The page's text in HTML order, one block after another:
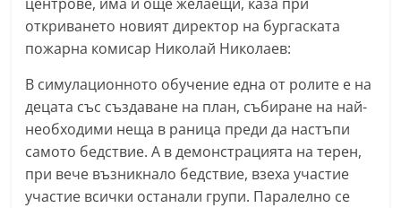
b
g
i
f
o
,
откриването новият директор на бургаската
пожарна комисар Николай Николаев:
В симулационното обучение една от ролите е на
децата със създаване на план, събиране на най-
необходими неща в раница преди да настъпи
самото бедствие. А в демонстрацията на терен,
при вече възникнало бедствие, взеха участие
участие всички останали групи. Паралелно се